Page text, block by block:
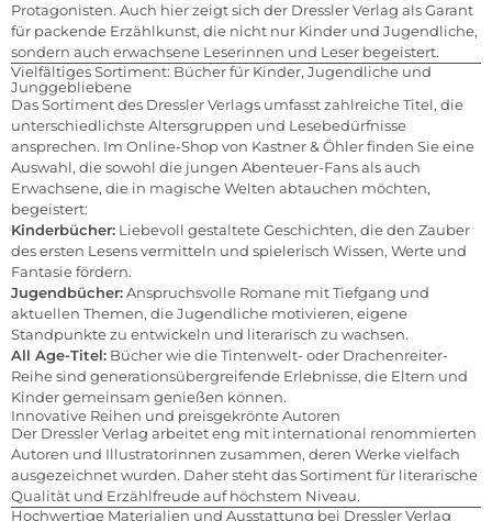
Protagonisten. Auch hier zeigt sich der Dressler Verlag als Garant
für packende Erzählkunst, die nicht nur Kinder und Jugendliche,
sondern auch erwachsene Leserinnen und Leser begeistert.
Vielfältiges Sortiment: Bücher für Kinder, Jugendliche und
Junggebliebene
Das Sortiment des Dressler Verlags umfasst zahlreiche Titel, die
unterschiedlichste Altersgruppen und Lesebedürfnisse
ansprechen. Im Online-Shop von Kastner & Öhler finden Sie eine
Auswahl, die sowohl die jungen Abenteuer-Fans als auch
Erwachsene, die in magische Welten abtauchen möchten,
begeistert:
Kinderbücher: Liebevoll gestaltete Geschichten, die den Zauber
des ersten Lesens vermitteln und spielerisch Wissen, Werte und
Fantasie fördern.
Jugendbücher:Anspruchsvolle Romane mit Tiefgang und
aktuellen Themen, die Jugendliche motivieren, eigene
Standpunkte zu entwickeln und literarisch zu wachsen.
All Age-Titel: Bücher wie die Tintenwelt- oder Drachenreiter-
Reihe sind generationsübergreifende Erlebnisse, die Eltern und
Kinder gemeinsam genießen können.
Innovative Reihen und preisgekrönte Autoren
Der Dressler Verlag arbeitet eng mit international renommierten
Autoren und Illustratorinnen zusammen, deren Werke vielfach
ausgezeichnet wurden. Daher steht das Sortiment für literarische
Qualität und Erzählfreude auf höchstem Niveau.
Hochwertige Materialien und Ausstattung bei Dressler Verlag